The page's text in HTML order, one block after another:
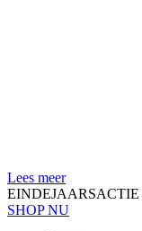
Lees meer
EINDEJAARSACTIE
SHOP NU